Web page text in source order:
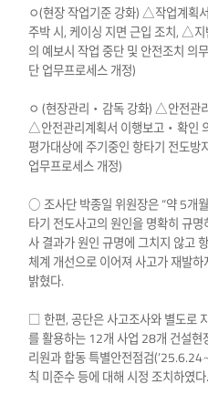
ㅇ(현장 작업기준 강화) △작업계획
주박 시, 케이싱 지면 근입 조치, △
의 예보시 작업 중단 및 안전조치 의
단 업무프로세스 개정)
ㅇ (현장관리‧감독 강화) △안전관
△안전관리계획서 이행보고‧확인
평가대상에 주기중인 항타기 전도방
업무프로세스 개정)
○ 조사단 박종일 위원장은 “약 5개
타기 전도사고의 원인을 명확히 규
사 결과가 원인 규명에 그치지 않고
체계 개선으로 이어져 사고가 재발
밝혔다.
□ 한편, 공단은 사고조사와 별도로
를 활용하는 12개 사업 28개 건설현
리원과 합동 특별안전점검
칙 미준수 등에 대해 시정 조치하였다.